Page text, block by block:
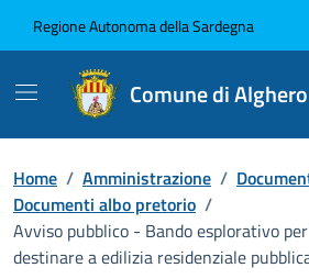
Regione Autonoma della Sardegna
Comune di Alghero
Home / Amministrazione /
Documenti albo pretorio /
Avviso pubblico - Bando esplorativo
destinare a edilizia residenziale